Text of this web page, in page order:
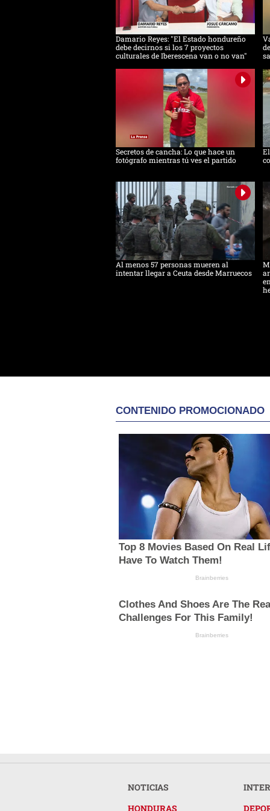
Damario Reyes: "El Estado hondureño
debe decirnos si los 7 proyectos
culturales de Iberescena van o no van"
Secretos de cancha: Lo que hace un
fotógrafo mientras tú ves el partido
Al menos 57 personas mueren al
intentar llegar a Ceuta desde Marruecos
CONTENIDO PROMOCIONADO
Top 8 Movies Based On Real
Have To Watch Them!
Brainberries
Clothes And Shoes Are The
Challenges For This Family!
Brainberries
NOTICIAS
HONDURAS